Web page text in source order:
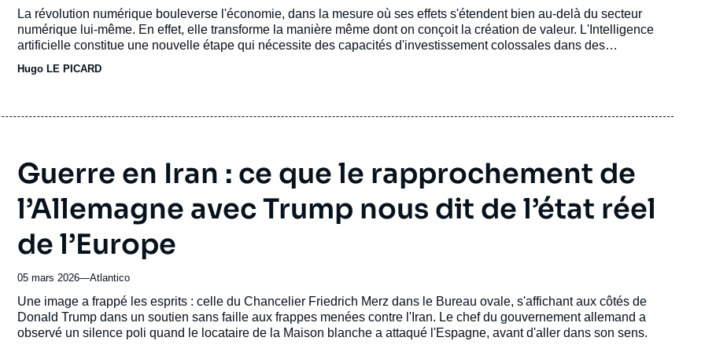
de
publication
Accroche
La révolution numérique bouleverse l'économie, dans la mesure où ses effets s'étendent bien au-delà du secteur
numérique lui-même. En effet, elle transforme la manière même dont on conçoit la création de valeur. L'Intelligence
artificielle constitue une nouvelle étape qui nécessite des capacités d'investissement colossales dans des
mais elle dispose tout de même de certains atouts.
Hugo LE PICARD
Guerre en Iran : ce que le rapprochement de
l’Allemagne avec Trump nous dit de l’état réel
de l’Europe
05 mars 2026—Nom
du
journal,
revue
ou
Atlantico
Accroche
Une image a frappé les esprits : celle du Chancelier Friedrich Merz dans le Bureau ovale, s'affichant aux côtés de
Donald Trump dans un soutien sans faille aux frappes menées contre l'Iran. Le chef du gouvernement allemand a
observé un silence poli quand le locataire de la Maison blanche a attaqué l'Espagne, avant d'aller dans son sens.